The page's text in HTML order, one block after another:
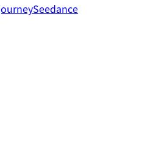
Seedance